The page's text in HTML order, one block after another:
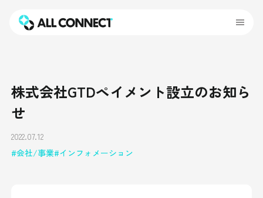
株式会社GTDペイメント設立のお知ら
せ
2022.07.12
会社/事業 インフォメーション